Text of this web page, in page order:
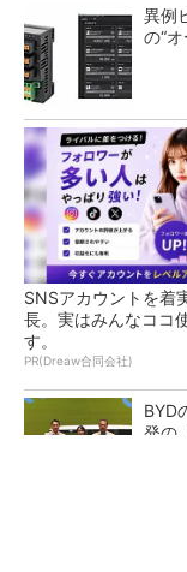
異例
の“
SNSアカウントを着
長。実はみんなココ
す。
PR(Dreaw合同会社)
BYD
発の